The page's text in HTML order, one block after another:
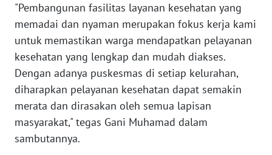
"Pembangunan fasilitas layanan kesehatan yang
memadai dan nyaman merupakan fokus kerja kami
untuk memastikan warga mendapatkan pelayanan
kesehatan yang lengkap dan mudah diakses.
Dengan adanya puskesmas di setiap kelurahan,
diharapkan pelayanan kesehatan dapat semakin
merata dan dirasakan oleh semua lapisan
masyarakat," tegas Gani Muhamad dalam
sambutannya.
WN
SERAMBI
WN
JAMBI
WN
SULTRA
WN